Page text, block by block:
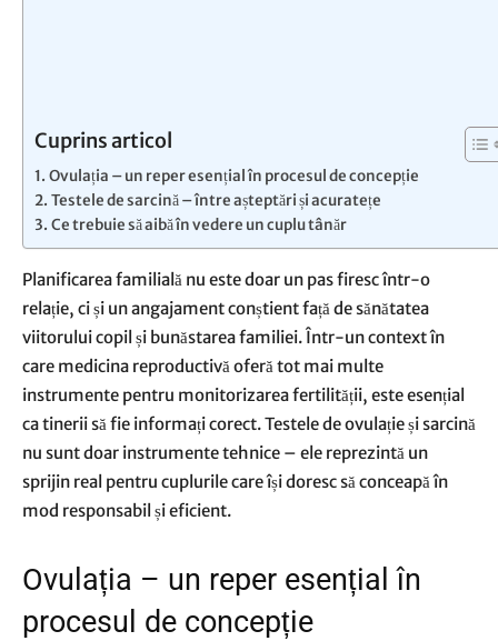
Cuprins articol
Ovulația – un reper esențial în procesul de concepție
Testele de sarcină – între așteptări și acuratețe
Ce trebuie să aibă în vedere un cuplu tânăr
Planificarea familială nu este doar un pas firesc într-o
relație, ci și un angajament conștient față de sănătatea
viitorului copil și bunăstarea familiei. Într-un context în
care medicina reproductivă oferă tot mai multe
instrumente pentru monitorizarea fertilității, este esențial
ca tinerii să fie informați corect. Testele de ovulație și sarcină
nu sunt doar instrumente tehnice – ele reprezintă un
sprijin real pentru cuplurile care își doresc să conceapă în
mod responsabil și eficient.
Ovulația – un reper esențial în
procesul de concepție